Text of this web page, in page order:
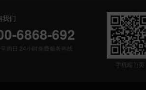
我们
6868-692
周日 24小时免费服务热线
手机端首页